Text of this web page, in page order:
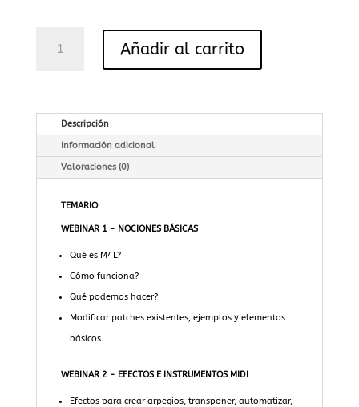
Niveles)
cantidad
Añadir al carrito
Descripción
Información adicional
Valoraciones (0)
TEMARIO
WEBINAR 1 - NOCIONES BÁSICAS
Qué es M4L?
Cómo funciona?
Qué podemos hacer?
Modificar patches existentes, ejemplos y elementos
básicos.
WEBINAR 2 - EFECTOS E INSTRUMENTOS MIDI
Efectos para crear arpegios, transponer, automatizar,